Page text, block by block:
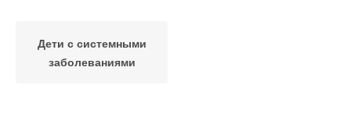
Дети с системными
заболеваниями